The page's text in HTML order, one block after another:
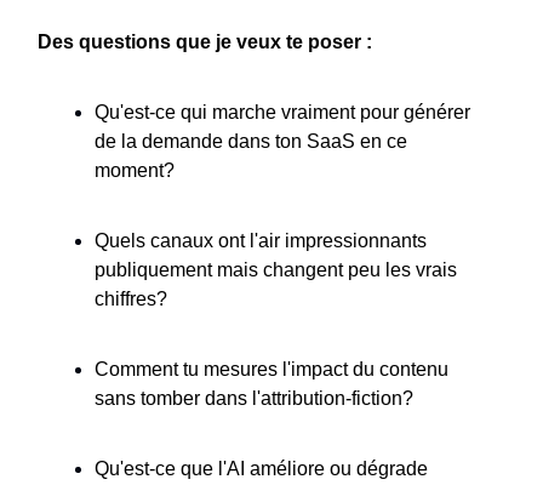
Des questions que je veux te poser :
Qu'est-ce qui marche vraiment pour générer
de la demande dans ton SaaS en ce
moment?
Quels canaux ont l'air impressionnants
publiquement mais changent peu les vrais
chiffres?
Comment tu mesures l'impact du contenu
sans tomber dans l'attribution-fiction?
Qu'est-ce que l'AI améliore ou dégrade